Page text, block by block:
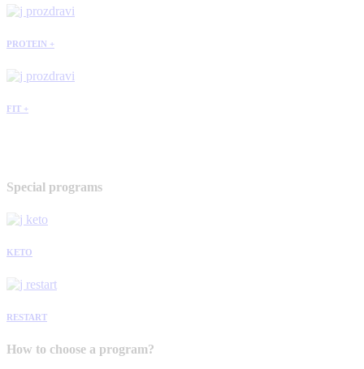
PROTEIN +
FIT +
Special programs
KETO
RESTART
How to choose a program?